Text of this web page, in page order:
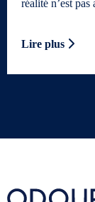
réalité n’est pas
Lire plus